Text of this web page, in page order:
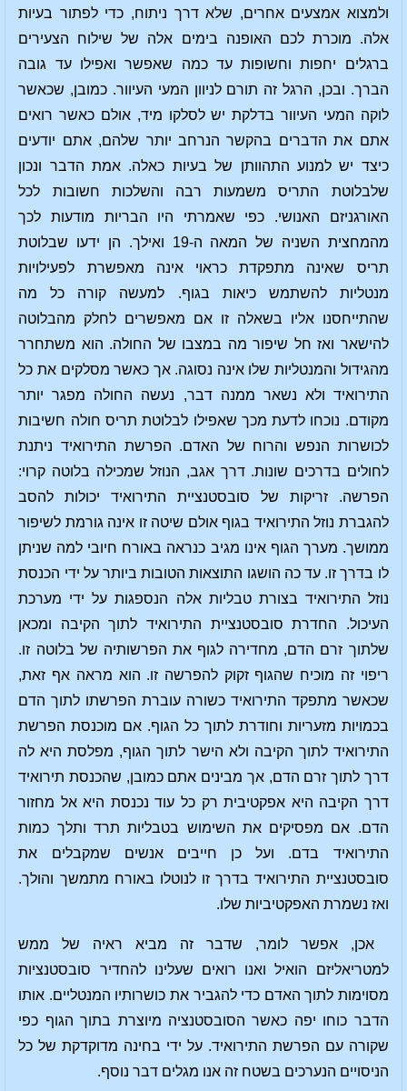
ולמצוא אמצעים אחרים, שלא דרך ניתוח, כדי לפתור בעיות
אלה. מוכרת לכם האופנה בימים אלה של שילוח הצעירים
ברגלים יחפות וחשופות עד כמה שאפשר ואפילו עד גובה
הברך. ובכן, הרגל זה תורם לניוון המעי העיוור. כמובן, שכאשר
לוקה המעי העיוור בדלקת יש לסלקו מיד, אולם כאשר רואים
אתם את הדברים בהקשר הנרחב יותר שלהם, אתם יודעים
כיצד יש למנוע התהוותן של בעיות כאלה. אמת הדבר ונכון
שלבלוטת התריס משמעות רבה והשלכות חשובות לכל
האורגניזם האנושי. כפי שאמרתי היו הבריות מודעות לכך
מהמחצית השניה של המאה ה-19 ואילך. הן ידעו שבלוטת
תריס שאינה מתפקדת כראוי אינה מאפשרת לפעילויות
מנטליות להשתמש כיאות בגוף. למעשה קורה כל מה
שהתייחסנו אליו בשאלה זו אם מאפשרים לחלק מהבלוטה
להישאר ואז חל שיפור מה במצבו של החולה. הוא משתחרר
מהגידול והמנטליות שלו אינה נסוגה. אך כאשר מסלקים את כל
התירואיד ולא נשאר ממנה דבר, נעשה החולה מפגר יותר
מקודם. נוכחו לדעת מכך שאפילו לבלוטת תריס חולה חשיבות
לכושרות הנפש והרוח של האדם. הפרשת התירואיד ניתנת
לחולים בדרכים שונות. דרך אגב, הנוזל שמכילה בלוטה קרוי:
הפרשה. זריקות של סובסטנציית התירואיד יכולות להסב
להגברת נוזל התירואיד בגוף אולם שיטה זו אינה גורמת לשיפור
ממושך. מערך הגוף אינו מגיב כנראה באורח חיובי למה שניתן
לו בדרך זו. עד כה הושגו התוצאות הטובות ביותר על ידי הכנסת
נוזל התירואיד בצורת טבליות אלה הנספגות על ידי מערכת
העיכול. החדרת סובסטנציית התירואיד לתוך הקיבה ומכאן
שלתוך זרם הדם, מחדירה לגוף את הפרשותיה של בלוטה זו.
ריפוי זה מוכיח שהגוף זקוק להפרשה זו. הוא מראה אף זאת,
שכאשר מתפקד התירואיד כשורה עוברת הפרשתו לתוך הדם
בכמויות מזעריות וחודרת לתוך כל הגוף. אם מוכנסת הפרשת
התירואיד לתוך הקיבה ולא הישר לתוך הגוף, מפלסת היא לה
דרך לתוך זרם הדם, אך מבינים אתם כמובן, שהכנסת תירואיד
דרך הקיבה היא אפקטיבית רק כל עוד נכנסת היא אל מחזור
הדם. אם מפסיקים את השימוש בטבליות תרד ותלך כמות
התירואיד בדם. ועל כן חייבים אנשים שמקבלים את
סובסטנציית התירואיד בדרך זו לנוטלו באורח מתמשך והולך.
ואז נשמרת האפקטיביות שלו.
אכן, אפשר לומר, שדבר זה מביא ראיה של ממש
למטריאליזם הואיל ואנו רואים שעלינו להחדיר סובסטנציות
מסוימות לתוך האדם כדי להגביר את כושרותיו המנטליים. אותו
הדבר כוחו יפה כאשר הסובסטנציה מיוצרת בתוך הגוף כפי
שקורה עם הפרשת התירואיד. על ידי בחינה מדוקדקת של כל
הניסויים הנערכים בשטח זה אנו מגלים דבר נוסף.